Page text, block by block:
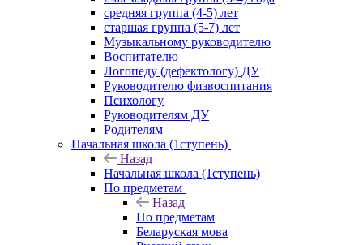
средняя группа (4-5) лет
старшая группа (5-7) лет
Музыкальному руководителю
Воспитателю
Логопеду (дефектологу) ДУ
Руководителю физвоспитания
Психологу
Руководителям ДУ
Родителям
Начальная школа (1ступень)
Назад
Начальная школа (1ступень)
По предметам
Назад
По предметам
Беларуская мова